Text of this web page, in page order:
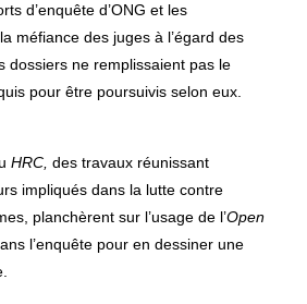
d’enquête d’ONG et les
méfiance des juges à l’égard des
dossiers ne remplissaient pas le
pour être poursuivis selon eux.
HRC, des travaux réunissant
impliqués dans la lutte contre
planchèrent sur l’usage de l’Open
l’enquête pour en dessiner une